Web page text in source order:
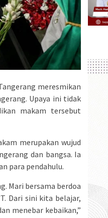
meresmikan
Upaya ini tidak
makam tersebut
merupakan wujud
dan bangsa. Ia
para pendahulu.
Mari bersama berdoa
Dari sini kita belajar,
menebar kebaikan,”